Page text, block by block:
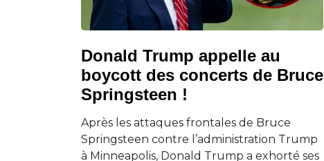
Donald Trump appelle au
boycott des concerts de Bruce
Springsteen !
Après les attaques frontales de Bruce
Springsteen contre l’administration Trump
à Minneapolis, Donald Trump a exhorté ses